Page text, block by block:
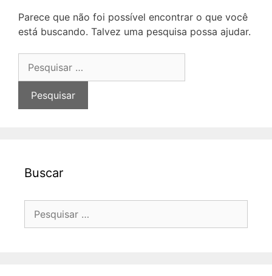
Parece que não foi possível encontrar o que você
está buscando. Talvez uma pesquisa possa ajudar.
por:
Buscar